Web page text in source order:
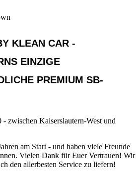
KLEAN CAR -
EINZIGE
PREMIUM SB-
zwischen Kaiserslautern-West und
am Start - und haben viele Freunde
Vielen Dank für Euer Vertrauen! Wir
den allerbesten Service zu liefern!